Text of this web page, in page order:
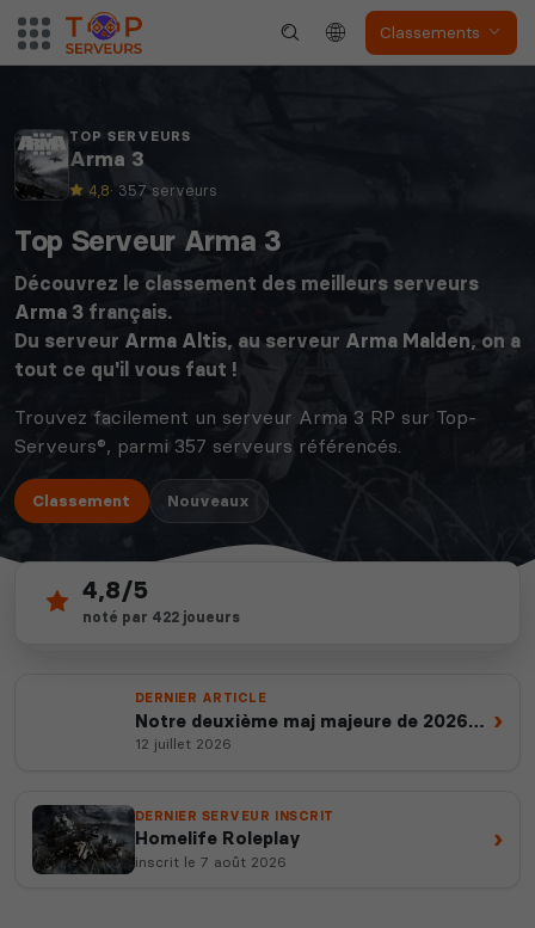
Classements
TOP SERVEURS
Arma 3
4,8· 357 serveurs
Top Serveur Arma 3
Découvrez le classement des meilleurs serveurs
Arma 3 français.
Du serveur Arma Altis, au serveur Arma Malden, on a
tout ce qu'il vous faut !
Trouvez facilement un serveur Arma 3 RP sur Top-
Serveurs®, parmi 357 serveurs référencés.
Classement Nouveaux
357
serveurs actifs
depuis 2012
14 ans d'expertise
4 057
4,8/5
noté par 422 joueurs
DERNIER ARTICLE
Notre deuxième maj majeure de 2026
est en ligne
12 juillet 2026
›
DERNIER SERVEUR INSCRIT
Homelife Roleplay
inscrit le 7 août 2026
›